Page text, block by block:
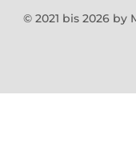
© 2021 bis 2026 by